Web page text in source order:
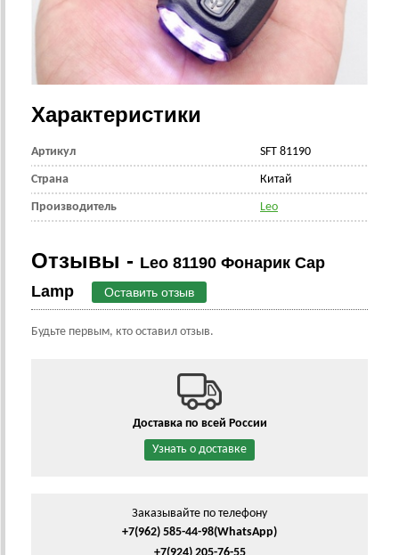
Характеристики
Артикул SFT 81190
Страна Китай
Производитель Leo
Отзывы - Leo 81190 Фонарик Cap
Lamp
Оставить отзыв
Будьте первым, кто оставил отзыв.
Доставка по всей России
Узнать о доставке
Заказывайте по телефону
+7(962) 585-44-98(WhatsApp)